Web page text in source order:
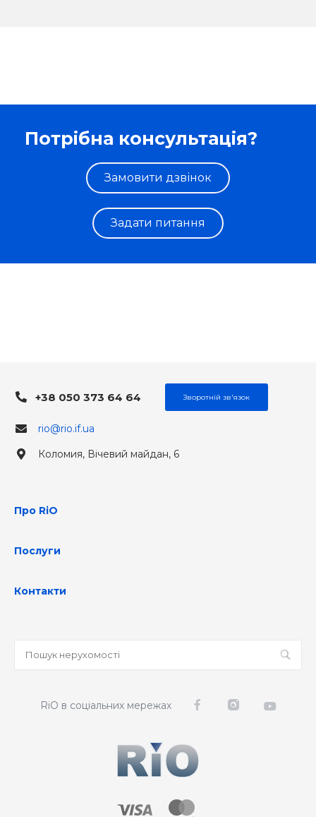
Потрібна консультація?
Замовити дзвінок
Задати питання
+38 050 373 64 64 Зворотній зв'язок
rio@rio.if.ua
Коломия, Вічевий майдан, 6
Про RiO
Послуги
Контакти
RiO в соціальних мережах